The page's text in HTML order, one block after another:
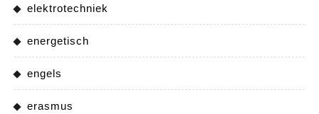
elektrotechniek
energetisch
engels
erasmus